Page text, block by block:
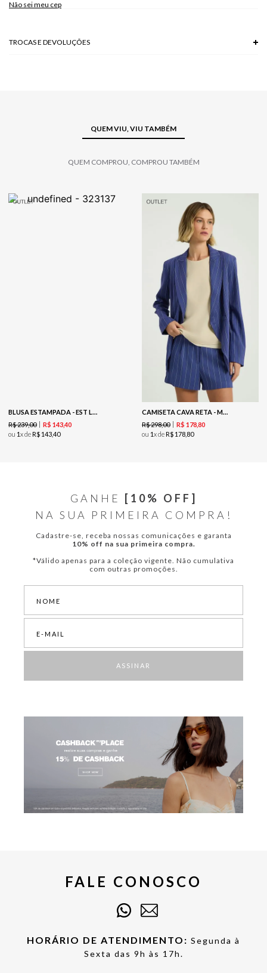
Não sei meu cep
TROCAS E DEVOLUÇÕES
QUEM VIU, VIU TAMBÉM
QUEM COMPROU, COMPROU TAMBÉM
BLUSA ESTAMPADA - EST LISTRADO ORQUIDEA
R$239,00 R$ 14340
ou 1x deR$ 14340
CAMISETA CAVA RETA - MARFIM
R$298,00 R$ 17880
ou 1x deR$ 178 80
GANHE
[10% OFF]
NA SUA PRIMEIRA COMPRA!
Cadastre-se, receba nossas comunicações e garanta
10% off na sua primeira compra.
*Válido apenas para a coleção vigente. Não cumulativa
com outras promoções.
ASSINAR
FALE CONOSCO
HORÁRIO DE ATENDIMENTO: Segunda à
Sexta das 9h às 17h.